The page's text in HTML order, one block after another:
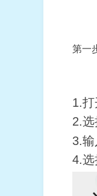
第一
1.
2.选
3.
4.选